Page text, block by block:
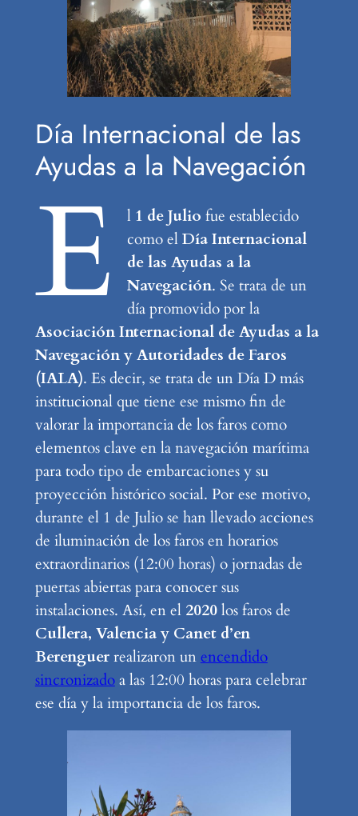
Día Internacional de las
Ayudas a la Navegación
E l 1 de Julio fue establecido
como elDía Internacional
de las Ayudas a la
Navegación. Se trata de un
día promovido por la
Asociación Internacional de Ayudas a la
Navegación y Autoridades de Faros
(IALA). Es decir, se trata de un Día D más
institucional que tiene ese mismo fin de
valorar la importancia de los faros como
elementos clave en la navegación marítima
para todo tipo de embarcaciones y su
proyección histórico social. Por ese motivo,
durante el 1 de Julio se han llevado acciones
de iluminación de los faros en horarios
extraordinarios (12:00 horas) o jornadas de
puertas abiertas para conocer sus
instalaciones. Así, en el 2020los faros de
Cullera, Valencia y Canet d’en
Berenguerrealizaron unencendido
sincronizadoa las 12:00 horas para celebrar
ese día y la importancia de los faros.